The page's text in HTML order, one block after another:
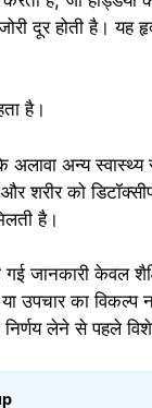
दूर होती है। यह
है।
अन्य स्वास्थ्य
और शरीर को
है।
जानकारी केवल
या उपचार का
लेने से पहले